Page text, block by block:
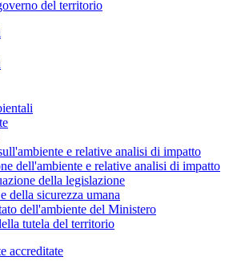
del territorio
e relative analisi di impatto
dell'ambiente e relative analisi di impatto
della legislazione
della sicurezza umana
dell'ambiente del Ministero
tutela del territorio
accreditate